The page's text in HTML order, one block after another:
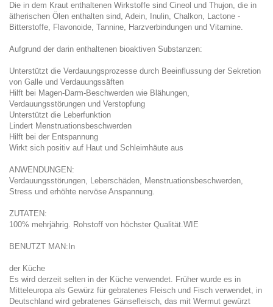
Die in dem Kraut enthaltenen Wirkstoffe sind Cineol und Thujon, die in
ätherischen Ölen enthalten sind, Adein, Inulin, Chalkon, Lactone -
Bitterstoffe, Flavonoide, Tannine, Harzverbindungen und Vitamine.
Aufgrund der darin enthaltenen bioaktiven Substanzen:
Unterstützt die Verdauungsprozesse durch Beeinflussung der Sekretion
von Galle und Verdauungssäften
Hilft bei Magen-Darm-Beschwerden wie Blähungen,
Verdauungsstörungen und Verstopfung
Unterstützt die Leberfunktion
Lindert Menstruationsbeschwerden
Hilft bei der Entspannung
Wirkt sich positiv auf Haut und Schleimhäute aus
ANWENDUNGEN:
Verdauungsstörungen, Leberschäden, Menstruationsbeschwerden,
Stress und erhöhte nervöse Anspannung.
ZUTATEN:
100% mehrjährig. Rohstoff von höchster Qualität.WIE
BENUTZT MAN:In
der Küche
Es wird derzeit selten in der Küche verwendet. Früher wurde es in
Mitteleuropa als Gewürz für gebratenes Fleisch und Fisch verwendet, in
Deutschland wird gebratenes Gänsefleisch, das mit Wermut gewürzt